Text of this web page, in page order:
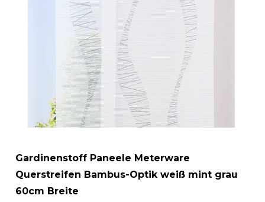
Gardinenstoff Paneele Meterware
Querstreifen Bambus-Optik weiß mint grau
60cm Breite